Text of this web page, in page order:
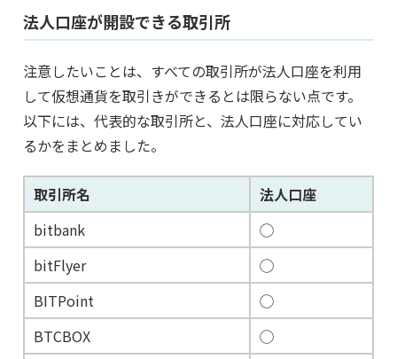
法人口座が開設できる取引所
注意したいことは、すべての取引所が法人口座を利用
して仮想通貨を取引きができるとは限らない点です。
以下には、代表的な取引所と、法人口座に対応してい
るかをまとめました。
取引所名
法人口座
bitbank
◯
bitFlyer
◯
BITPoint
◯
BTCBOX
◯